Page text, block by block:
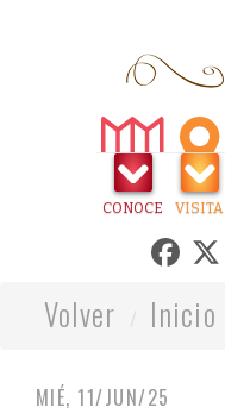
CONOCE VISITA
Volver Inicio
MIÉ, 11/JUN/25